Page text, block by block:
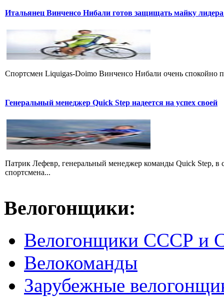
Итальянец Винченсо Нибали готов защищать майку
Cпортсмен Liquigas-Doimo Винченсо Нибали очень спокойно
Генеральный менеджер Quick Step надеется на успех своей
Патрик Лефевр, генеральный менеджер команды Quick Step, в
спортсмена...
Велогонщики:
Велогонщики СССР и
Велокоманды
Зарубежные